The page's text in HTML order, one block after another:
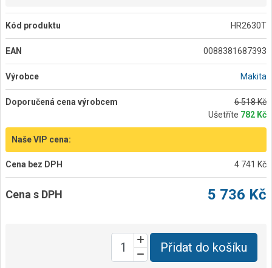
Kód produktu HR2630T
EAN 0088381687393
Výrobce Makita
Doporučená cena výrobcem
6 518 Kč
Ušetříte 782 Kč
Naše VIP cena:
Cena bez DPH 4 741 Kč
Cena s DPH 5 736 Kč
Přidat do košíku